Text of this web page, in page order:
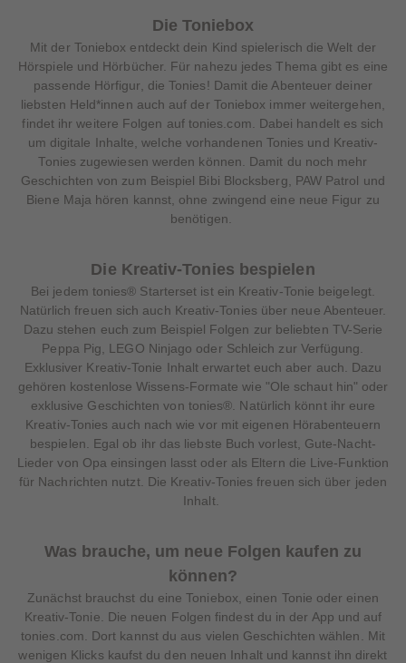
Die Toniebox
Mit der Toniebox entdeckt dein Kind spielerisch die Welt der
Hörspiele und Hörbücher. Für nahezu jedes Thema gibt es eine
passende Hörfigur, die Tonies! Damit die Abenteuer deiner
liebsten Held*innen auch auf der Toniebox immer weitergehen,
findet ihr weitere Folgen auf tonies.com. Dabei handelt es sich
um digitale Inhalte, welche vorhandenen Tonies und Kreativ-
Tonies zugewiesen werden können. Damit du noch mehr
Geschichten von zum Beispiel Bibi Blocksberg, PAW Patrol und
Biene Maja hören kannst, ohne zwingend eine neue Figur zu
benötigen.
Die Kreativ-Tonies bespielen
Bei jedem tonies® Starterset ist ein Kreativ-Tonie beigelegt.
Natürlich freuen sich auch Kreativ-Tonies über neue Abenteuer.
Dazu stehen euch zum Beispiel Folgen zur beliebten TV-Serie
Peppa Pig, LEGO Ninjago oder Schleich zur Verfügung.
Exklusiver Kreativ-Tonie Inhalt erwartet euch aber auch. Dazu
gehören kostenlose Wissens-Formate wie "Ole schaut hin" oder
exklusive Geschichten von tonies®. Natürlich könnt ihr eure
Kreativ-Tonies auch nach wie vor mit eigenen Hörabenteuern
bespielen. Egal ob ihr das liebste Buch vorlest, Gute-Nacht-
Lieder von Opa einsingen lasst oder als Eltern die Live-Funktion
für Nachrichten nutzt. Die Kreativ-Tonies freuen sich über jeden
Inhalt.
Was brauche, um neue Folgen kaufen zu
können?
Zunächst brauchst du eine Toniebox, einen Tonie oder einen
Kreativ-Tonie. Die neuen Folgen findest du in der App und auf
tonies.com. Dort kannst du aus vielen Geschichten wählen. Mit
wenigen Klicks kaufst du den neuen Inhalt und kannst ihn direkt